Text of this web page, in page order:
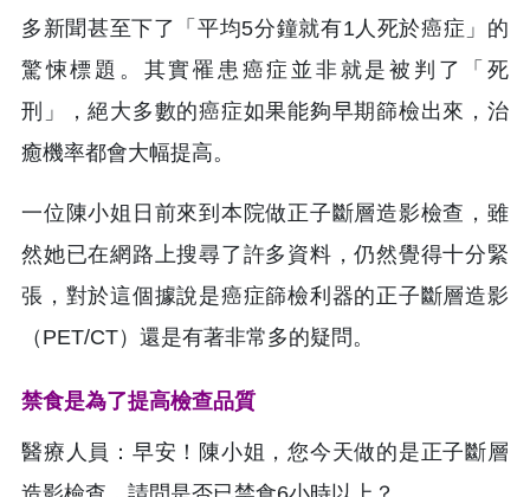
多新聞甚至下了「平均5分鐘就有1人死於癌症」的
驚悚標題。其實罹患癌症並非就是被判了「死
刑」，絕大多數的癌症如果能夠早期篩檢出來，治
癒機率都會大幅提高。
一位陳小姐日前來到本院做正子斷層造影檢查，雖
然她已在網路上搜尋了許多資料，仍然覺得十分緊
張，對於這個據說是癌症篩檢利器的正子斷層造影
（PET/CT）還是有著非常多的疑問。
禁食是為了提高檢查品質
醫療人員：早安！陳小姐，您今天做的是正子斷層